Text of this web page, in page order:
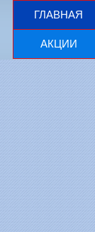
ГЛАВНАЯ
АКЦИИ